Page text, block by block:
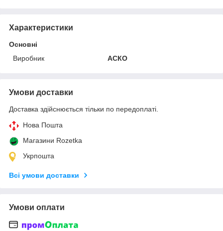
Характеристики
Основні
Виробник
АСКО
Умови доставки
Доставка здійснюється тільки по передоплаті.
Нова Пошта
Магазини Rozetka
Укрпошта
Всі умови доставки
Умови оплати